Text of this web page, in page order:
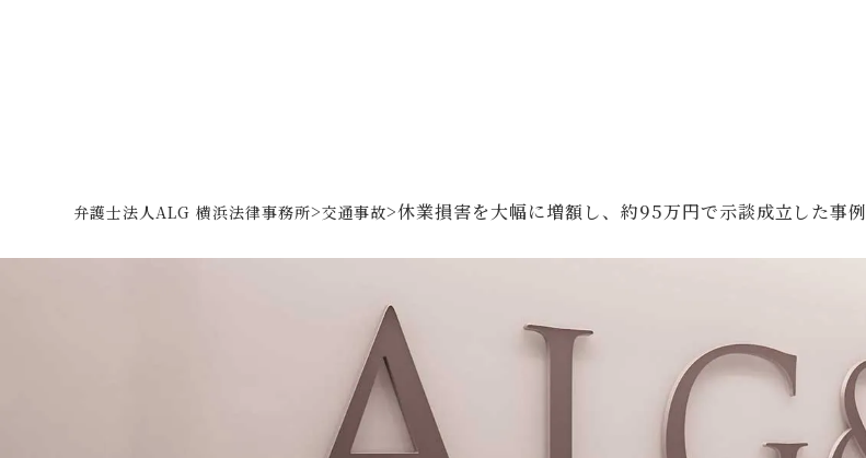
弁護士法人ALG 横浜法律事務所>交通事故>休業損害を大幅に増額し、約95万円で示談成立した事例